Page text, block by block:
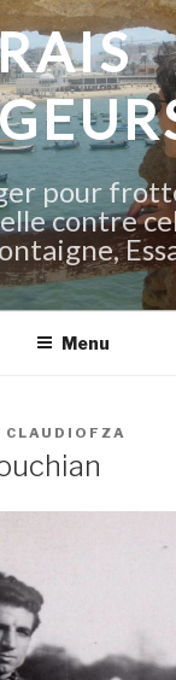
pour
contre
Menu
CLAUDIOFZA